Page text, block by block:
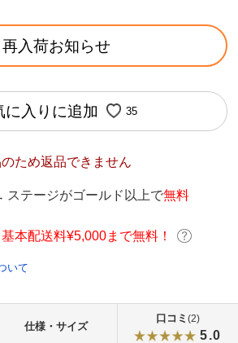
再入荷お知らせ
に入りに追加 35
ため返品できません
ステージがゴールド以上で無料
本配送料¥5,000まで無料！
いて
仕様・サイズ
口コミ (2)
5.0